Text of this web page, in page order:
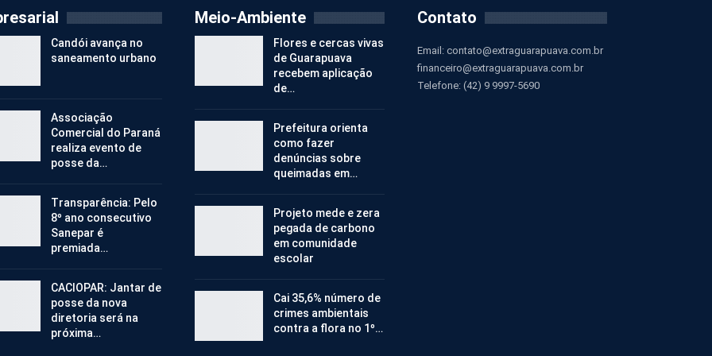
Candói avança no
saneamento urbano
Associação
Comercial do Paraná
realiza evento de
posse da…
Transparência: Pelo
8º ano consecutivo
Sanepar é
premiada…
CACIOPAR: Jantar de
posse da nova
diretoria será na
próxima…
Meio-Ambiente
Flores e cercas vivas
de Guarapuava
recebem aplicação
de…
Prefeitura orienta
como fazer
denúncias sobre
queimadas em…
Projeto mede e zera
pegada de carbono
em comunidade
escolar
Cai 35,6% número de
crimes ambientais
contra a flora no 1º…
Contato
Email: contato@extraguarapuava.com.br
financeiro@extraguarapuava.com.br
Telefone: (42) 9 9997-5690